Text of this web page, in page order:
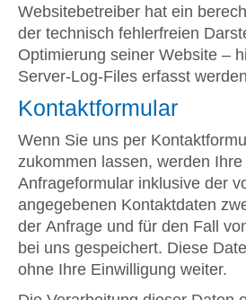
Websitebetreiber hat ein
der technisch fehlerfreien
Optimierung seiner Website –
Server-Log-Files erfasst
Kontaktformular
Wenn Sie uns per
zukommen lassen, werden
Anfrageformular inklusive der
angegebenen Kontaktdaten
der Anfrage und für den Fall
bei uns gespeichert. Diese
ohne Ihre Einwilligung weiter.